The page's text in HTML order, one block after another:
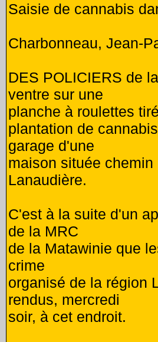
Saisie de cannabis
Charbonneau, Jean-
DES POLICIERS de
ventre sur une
planche à roulettes
plantation de
garage d'une
maison située
Lanaudière.
C'est à la suite d'un
de la MRC
de la Matawinie que
crime
organisé de la région
rendus, mercredi
soir, à cet endroit.